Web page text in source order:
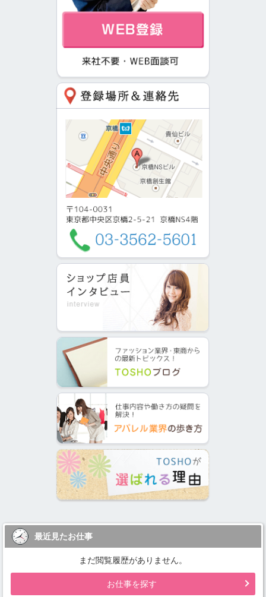
最近見たお仕事
まだ閲覧履歴がありません。
お仕事を探す